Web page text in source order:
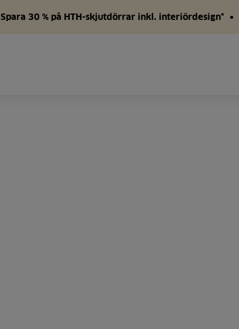
Spara 30 % på HTH-skjutdörrar inkl. interiördesign*